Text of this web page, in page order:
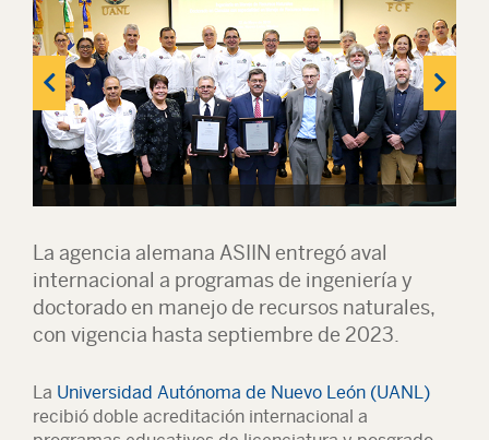
La agencia alemana ASIIN entregó aval
internacional a programas de ingeniería y
doctorado en manejo de recursos naturales,
con vigencia hasta septiembre de 2023.
La Universidad Autónoma de Nuevo León (UANL)
recibió doble acreditación internacional a